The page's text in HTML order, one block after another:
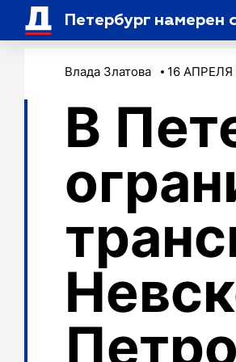
Петербург намерен
Влада Златова 16 АПРЕЛЯ
В